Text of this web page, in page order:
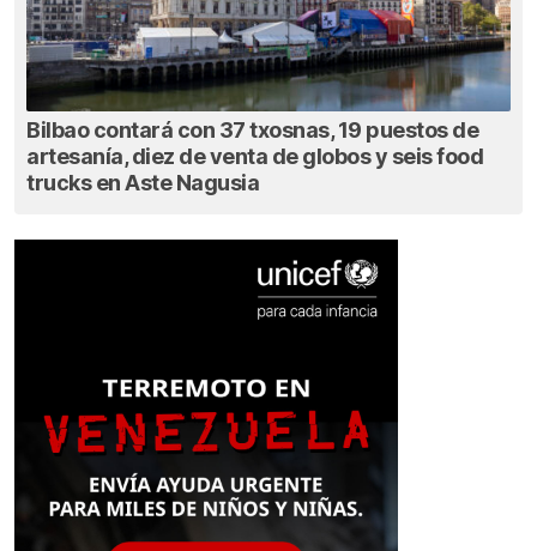
Bilbao contará con 37 txosnas, 19 puestos de
artesanía, diez de venta de globos y seis food
trucks en Aste Nagusia